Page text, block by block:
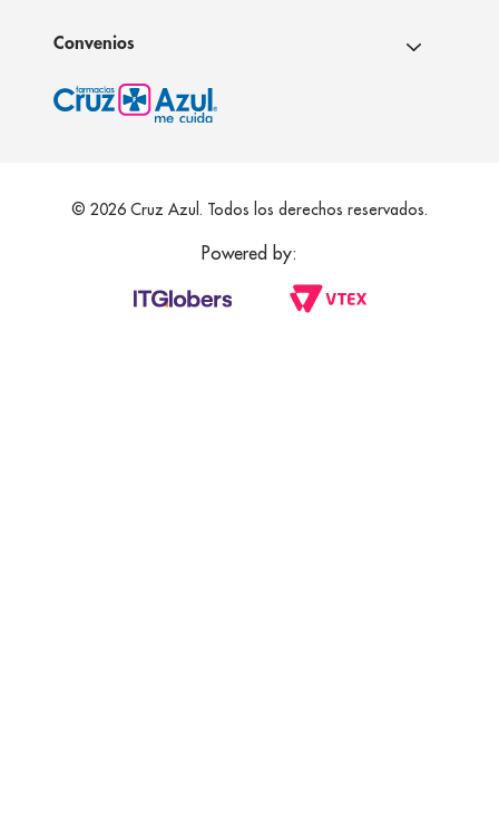
Convenios
© 2026 Cruz Azul. Todos los derechos reservados.
Powered by: